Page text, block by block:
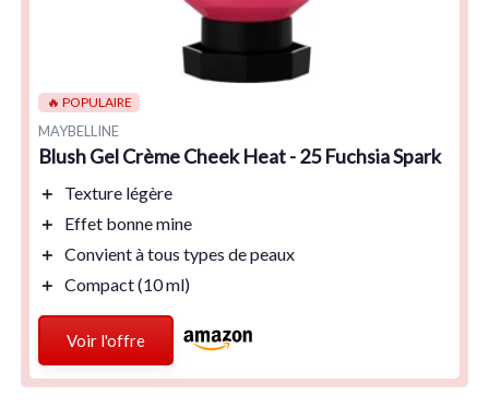
🔥 POPULAIRE
MAYBELLINE
Blush Gel Crème Cheek Heat - 25 Fuchsia Spark
＋
Texture légère
＋
Effet bonne mine
＋ Convient à tous types de peaux
＋ Compact (10 ml)
Voir l'offre